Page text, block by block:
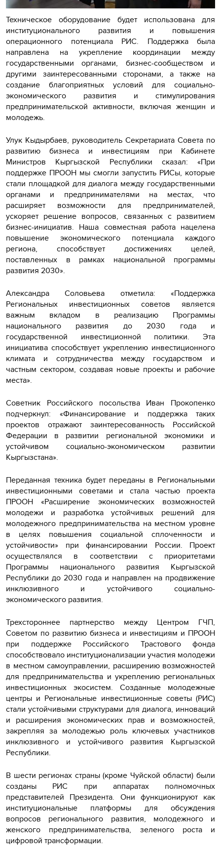
Техническое оборудование будет использована для
институционального развития и повышения
операционного потенциала РИС. Поддержка была
направлена на укрепление координации между
государственными органами, бизнес-сообществом и
другими заинтересованными сторонами, а также на
создание благоприятных условий для социально-
экономического развития и стимулирования
предпринимательской активности, включая женщин и
молодежь.
Улук Кыдырбаев, руководитель Секретариата Совета по
развитию бизнеса и инвестициям при Кабинете
Министров Кыргызской Республики сказал: «При
поддержке ПРООН мы смогли запустить РИСы, которые
стали площадкой для диалога между государственными
органами и предпринимателями на местах, что
расширяет возможности для предпринимателей,
ускоряет решение вопросов, связанных с развитием
бизнес-инициатив. Наша совместная работа нацелена
повышение экономического потенциала каждого
региона, способствует достижениях целей,
поставленных в рамках национальной программы
развития 2030».
Александра Соловьева отметила: «Поддержка
Региональных инвестиционных советов является
важным вкладом в реализацию Программы
национального развития до 2030 года и
государственной инвестиционной политики. Эта
инициатива способствует укреплению инвестиционного
климата и сотрудничества между государством и
частным сектором, создавая новые проекты и рабочие
места».
Советник Российского посольства Иван Прокопенко
подчеркнул: «Финансирование и поддержка таких
проектов отражают заинтересованность Российской
Федерации в развитии региональной экономики и
устойчивом социально-экономическом развитии
Кыргызстана».
Переданная техника будет переданы в Региональными
инвестиционными советами и стала частью проекта
ПРООН «Расширение экономических возможностей
молодежи и разработка устойчивых решений для
молодежного предпринимательства на местном уровне
в целях повышения социальной сплоченности и
устойчивости» при финансировании России. Проект
осуществлялся в соответствии с приоритетами
Программы национального развития Кыргызской
Республики до 2030 года и направлен на продвижение
инклюзивного и устойчивого социально-
экономического развития.
Трехстороннее партнерство между Центром ГЧП,
Советом по развитию бизнеса и инвестициям и ПРООН
при поддержке Российского Трастового фонда
способствовало институционализации участия молодежи
в местном самоуправлении, расширению возможностей
для предпринимательства и укреплению региональных
инвестиционных экосистем. Созданные молодежные
центры и Региональные инвестиционные советы (РИС)
стали устойчивыми структурами для диалога, инноваций
и расширения экономических прав и возможностей,
закрепляя за молодежью роль ключевых участников
инклюзивного и устойчивого развития Кыргызской
Республики.
В шести регионах страны (кроме Чуйской области) были
созданы РИС при аппаратах полномочных
представителей Президента. Они функционируют как
институциональные платформы для обсуждения
вопросов регионального развития, молодежного и
женского предпринимательства, зеленого роста и
цифровой трансформации.